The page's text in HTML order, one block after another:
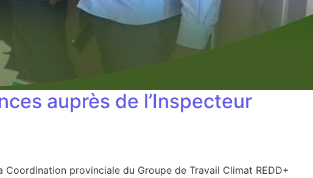
auprès de l’Inspecteur
provinciale du Groupe de Travail Climat REDD+